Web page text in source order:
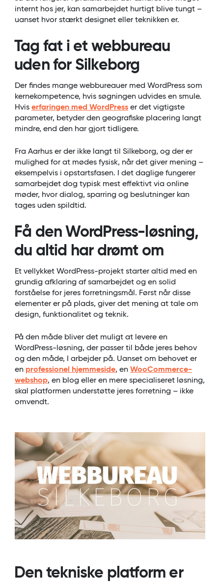
internt hos jer, kan samarbejdet hurtigt blive tungt –
uanset hvor stærkt designet eller teknikken er.
Tag fat i et webbureau
uden for Silkeborg
Der findes mange webbureauer med WordPress som
kernekompetence, hvis søgningen udvides en smule.
Hvis erfaringen med WordPress er det vigtigste
parameter, betyder den geografiske placering langt
mindre, end den har gjort tidligere.
Fra Aarhus er der ikke langt til Silkeborg, og der er
mulighed for at mødes fysisk, når det giver mening –
eksempelvis i opstartsfasen. I det daglige fungerer
samarbejdet dog typisk mest effektivt via online
møder, hvor dialog, sparring og beslutninger kan
tages uden spildtid.
Få den WordPress-løsning,
du altid har drømt om
Et vellykket WordPress-projekt starter altid med en
grundig afklaring af samarbejdet og en solid
forståelse for jeres forretningsmål. Først når disse
elementer er på plads, giver det mening at tale om
design, funktionalitet og teknik.
På den måde bliver det muligt at levere en
WordPress-løsning, der passer til både jeres behov
og den måde, I arbejder på. Uanset om behovet er
en professionel hjemmeside, en WooCommerce-
webshop, en blog eller en mere specialiseret løsning,
skal platformen understøtte jeres forretning – ikke
omvendt.
Den tekniske platform er